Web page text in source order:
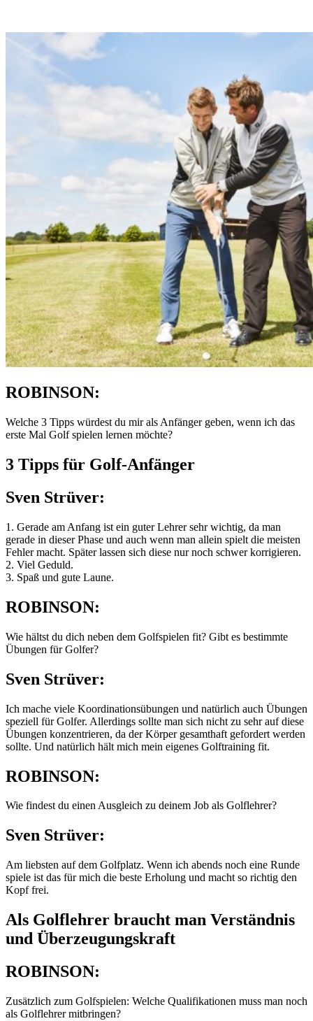
ROBINSON:
Welche 3 Tipps würdest du mir als Anfänger geben, wenn ich das
erste Mal Golf spielen lernen möchte?
3 Tipps für Golf-Anfänger
Sven Strüver:
1. Gerade am Anfang ist ein guter Lehrer sehr wichtig, da man
gerade in dieser Phase und auch wenn man allein spielt die meisten
Fehler macht. Später lassen sich diese nur noch schwer korrigieren.
2. Viel Geduld.
3. Spaß und gute Laune.
ROBINSON:
Wie hältst du dich neben dem Golfspielen fit? Gibt es bestimmte
Übungen für Golfer?
Sven Strüver:
Ich mache viele Koordinationsübungen und natürlich auch Übungen
speziell für Golfer. Allerdings sollte man sich nicht zu sehr auf diese
Übungen konzentrieren, da der Körper gesamthaft gefordert werden
sollte. Und natürlich hält mich mein eigenes Golftraining fit.
ROBINSON:
Wie findest du einen Ausgleich zu deinem Job als Golflehrer?
Sven Strüver:
Am liebsten auf dem Golfplatz. Wenn ich abends noch eine Runde
spiele ist das für mich die beste Erholung und macht so richtig den
Kopf frei.
Als Golflehrer braucht man Verständnis
und Überzeugungskraft
ROBINSON:
Zusätzlich zum Golfspielen: Welche Qualifikationen muss man noch
als Golflehrer mitbringen?